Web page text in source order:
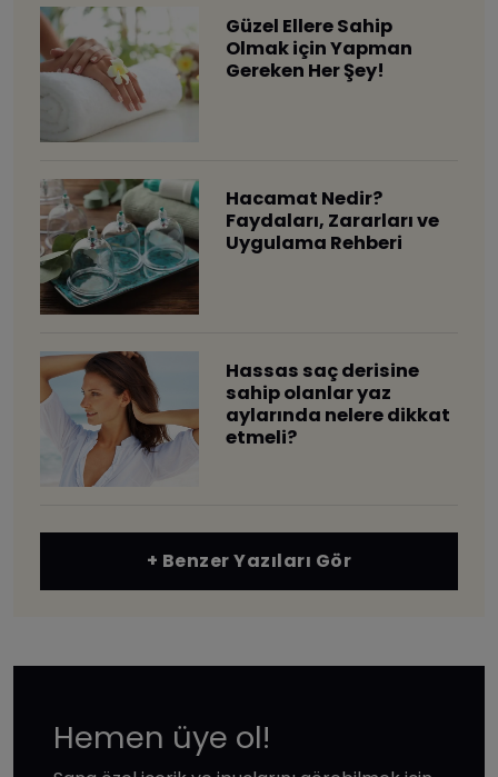
Güzel Ellere Sahip
Olmak için Yapman
Gereken Her Şey!
Hacamat Nedir?
Faydaları, Zararları ve
Uygulama Rehberi
Hassas saç derisine
sahip olanlar yaz
aylarında nelere dikkat
etmeli?
+ Benzer Yazıları Gör
Hemen üye ol!